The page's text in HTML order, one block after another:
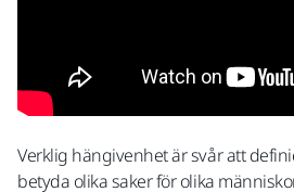
Verklig hängivenhet är svår att
betyda olika saker för olika